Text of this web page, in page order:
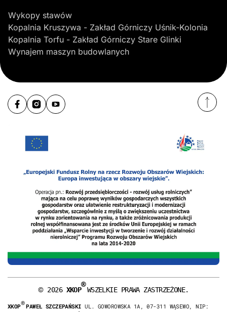
Wykopy stawów
Kopalnia Kruszywa - Zakład Górniczy Uśnik-Kolonia
Kopalnia Torfu - Zakład Górniczy Stare Glinki
Wynajem maszyn budowlanych
©2026 XKOP
®
WSZELKIE PRAWA ZASTRZEŻONE.
XKOP
® PAWEŁ SZCZEPAŃSKI UL. GOWOROWSKA 1A, 07-311 WĄSEWO, NIP: